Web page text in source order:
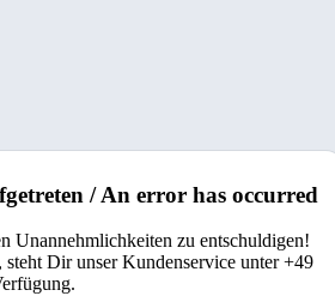
/ An error has occurred
Unannehmlichkeiten zu entschuldigen!
Dir unser Kundenservice unter +49